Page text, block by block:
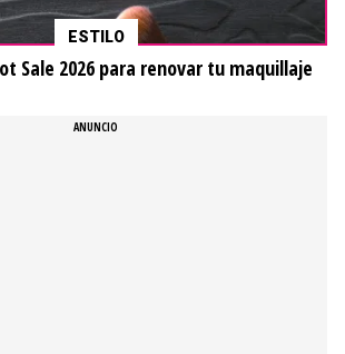
ESTILO
Sale 2026 para renovar tu maquillaje